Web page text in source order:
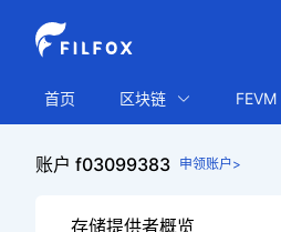
首页 区块链 FEVM
账户 f03099383 申领账户>
存储提供者概览